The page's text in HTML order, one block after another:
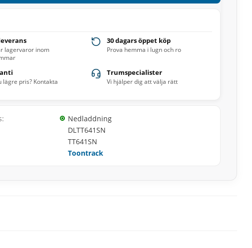
lagervaror inom
30 dagars öppet köp
Prova hemma i lugn och ro
lägre pris? Kontakta
Trumspecialister
Vi hjälper dig att välja rätt
Nedladdning
DLTT641SN
TT641SN
Toontrack